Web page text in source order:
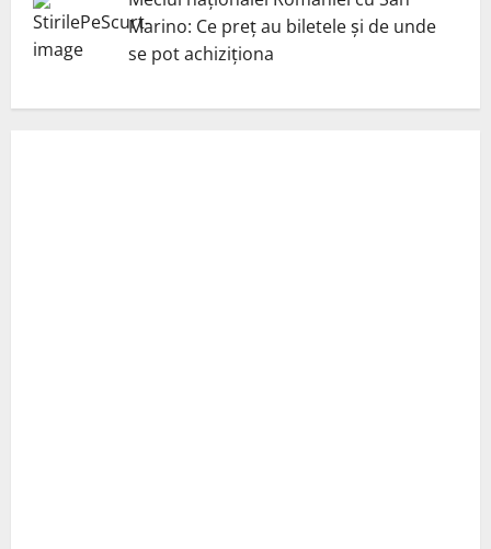
Marino: Ce preț au biletele și de unde
se pot achiziționa